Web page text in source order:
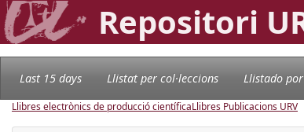
Repositori
Last 15 days Llistat per col·leccions Llistado
Llibres electrònics de producció científicaLlibres Publicacions URV